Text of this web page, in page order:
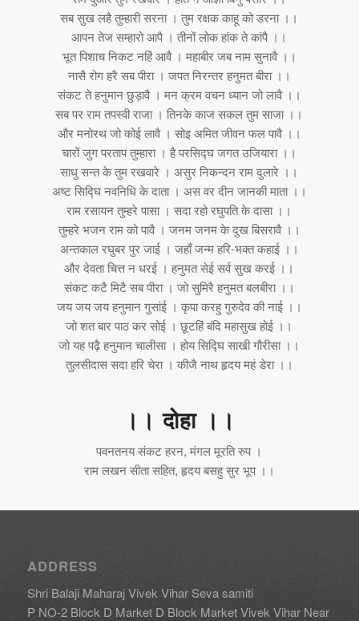
सब सुख लहै तुम्हारी सरना । तुम रक्षक काहू को डरना ।।
आपन तेज सम्हारो आपै । तीनों लोक हांक ते कांपै ।।
भूत पिशाच निकट नहिं आवै । महाबीर जब नाम सुनावै ।।
नासै रोग हरै सब पीरा । जपत निरन्तर हनुमत बीरा ।।
संकट ते हनुमान छुड़ावै । मन क्रम वचन ध्यान जो लावै ।।
सब पर राम तपस्वी राजा । तिनके काज सकल तुम साजा ।।
और मनोरथ जो कोई लावै । सोइ अमित जीवन फल पावै ।।
चारों जुग परताप तुम्हारा । है परसिद्घ जगत उजियारा ।।
साधु सन्त के तुम रखवारे । असुर निकन्दन राम दुलारे ।।
अष्ट सिद्घि नवनिधि के दाता । अस वर दीन जानकी माता ।।
राम रसायन तुम्हरे पासा । सदा रहो रघुपति के दासा ।।
तुम्हरे भजन राम को पावै । जनम जनम के दुख बिसरावै ।।
अन्तकाल रघुबर पुर जाई । जहाँ जन्म हरि-भक्त कहाई ।।
और देवता चित्त न धरई । हनुमत सेई सर्व सुख करई ।।
संकट कटै मिटै सब पीरा । जो सुमिरै हनुमत बलबीरा ।।
जय जय जय हनुमान गुसांई । कृपा करहु गुरुदेव की नाई ।।
जो शत बार पाठ कर सोई । छूटहिं बंदि महासुख होई ।।
जो यह पढ़ै हनुमान चालीसा । होय सिद्घि साखी गौरीसा ।।
तुलसीदास सदा हरि चेरा । कीजै नाथ हृदय महं डेरा ।।
।। दोहा ।।
पवनतनय संकट हरन, मंगल मूरति रुप ।
राम लखन सीता सहित, हृदय बसहु सुर भूप ।।
ADDRESS
Shri Balaji Maharaj Vivek Vihar Seva samiti
P NO-2 Block D Market D Block Market Vivek Vihar Near